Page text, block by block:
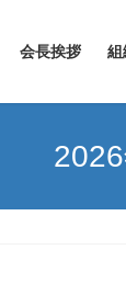
会長挨拶 組